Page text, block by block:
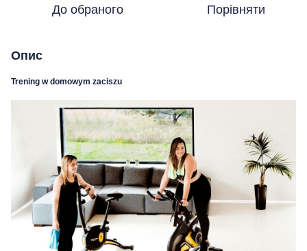
До обраного Порівняти
Опис
Trening w domowym zaciszu